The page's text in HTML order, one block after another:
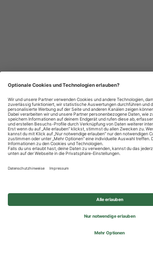
Datenschutzhinweise
Impressum
Privatsphäre-
© 2026 REWE Group - All rights